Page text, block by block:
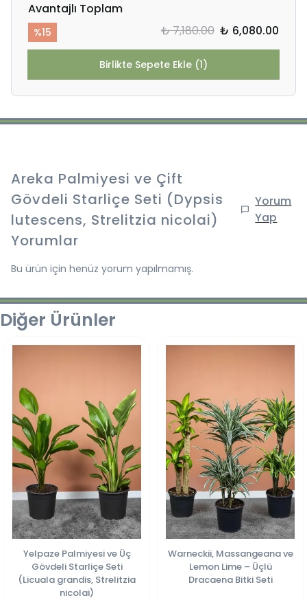
Avantajlı Toplam
%15 ₺ 7,180.00 ₺ 6,080.00
Birlikte Sepete Ekle (1)
Areka Palmiyesi ve Çift
Gövdeli Starliçe Seti (Dypsis
lutescens, Strelitzia nicolai)
Yorumlar
Yorum
Yap
Bu ürün için henüz yorum yapılmamış.
Diğer Ürünler
Yelpaze Palmiyesi ve Üç
Gövdeli Starliçe Seti
(Licuala grandis, Strelitzia
nicolai)
Warneckii, Massangeana ve
Lemon Lime – Üçlü
Dracaena Bitki Seti